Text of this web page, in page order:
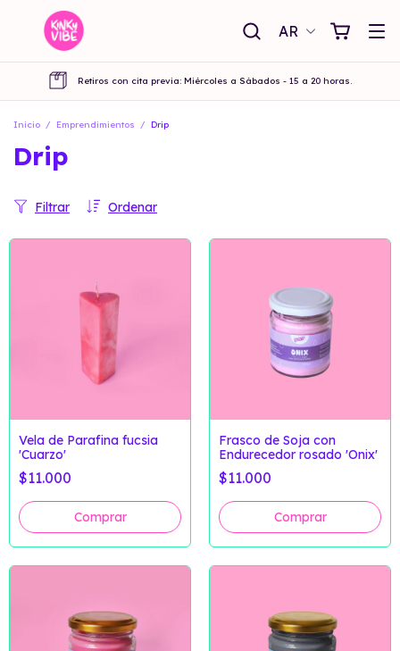
AR
Retiros con cita previa: Miércoles a Sábados - 15 a 20 horas.
Inicio / Emprendimientos / Drip
Drip
Ordenar
Filtrar
Vela de Parafina fucsia
'Cuarzo'
$11.000
Frasco de Soja con
Endurecedor rosado 'Onix'
$11.000